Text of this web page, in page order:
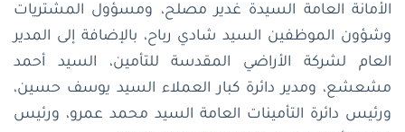
الأمانة العامة السيدة غدير مصلح، ومسؤول المشتريات
وشؤون الموظفين السيد شادي رباح، بالإضافة إلى المدير
العام لشركة الأراضي المقدسة للتأمين، السيد أحمد
مشعشع، ومدير دائرة كبار العملاء السيد يوسف حسين،
ورئيس دائرة التأمينات العامة السيد محمد عمرو، ورئيس